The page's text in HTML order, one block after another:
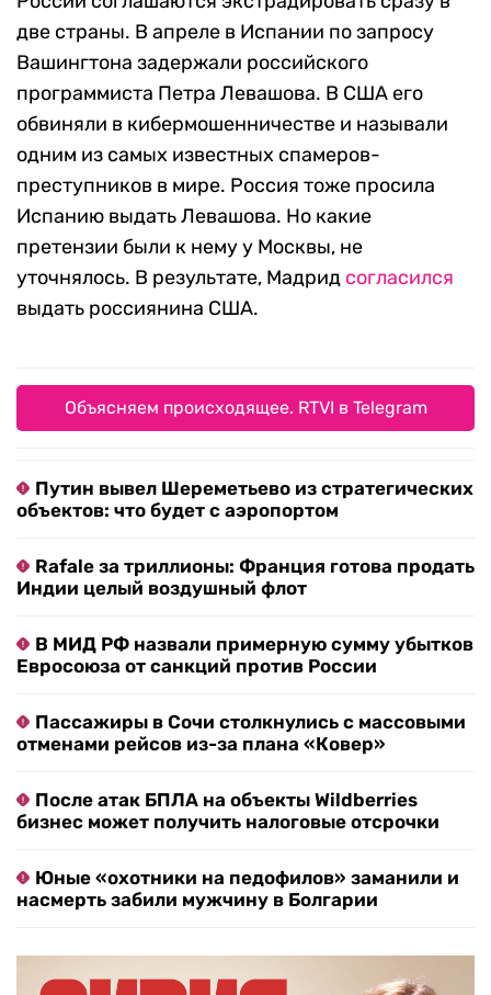
две страны. В апреле в Испании по запросу
Вашингтона задержали российского
программиста Петра Левашова. В США его
обвиняли в кибермошенничестве и называли
одним из самых известных спамеров-
преступников в мире. Россия тоже просила
Испанию выдать Левашова. Но какие
претензии были к нему у Москвы, не
уточнялось. В результате, Мадрид согласился
выдать россиянина США.
Объясняем происходящее. RTVI в Telegram
Путин вывел Шереметьево из стратегических
объектов: что будет с аэропортом
Rafale за триллионы: Франция готова продать
Индии целый воздушный флот
В МИД РФ назвали примерную сумму убытков
Евросоюза от санкций против России
Пассажиры в Сочи столкнулись с массовыми
отменами рейсов из-за плана «Ковер»
После атак БПЛА на объекты Wildberries
бизнес может получить налоговые отсрочки
Юные «охотники на педофилов» заманили и
насмерть забили мужчину в Болгарии